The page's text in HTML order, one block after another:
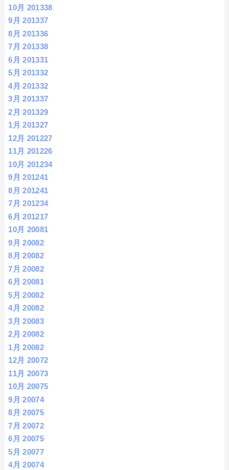
10月 201338
9月 201337
8月 201336
7月 201338
6月 201331
5月 201332
4月 201332
3月 201337
2月 201329
1月 201327
12月 201227
11月 201226
10月 201234
9月 201241
8月 201241
7月 201234
6月 201217
10月 20081
9月 20082
8月 20082
7月 20082
6月 20081
5月 20082
4月 20082
3月 20083
2月 20082
1月 20082
12月 20072
11月 20073
10月 20075
9月 20074
8月 20075
7月 20072
6月 20075
5月 20077
4月 20074